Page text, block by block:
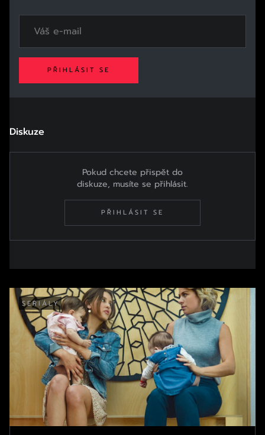
PŘIHLÁSIT SE
Diskuze
Pokud chcete přispět do
diskuze, musíte se přihlásit.
PŘIHLÁSIT SE
SERIÁLY